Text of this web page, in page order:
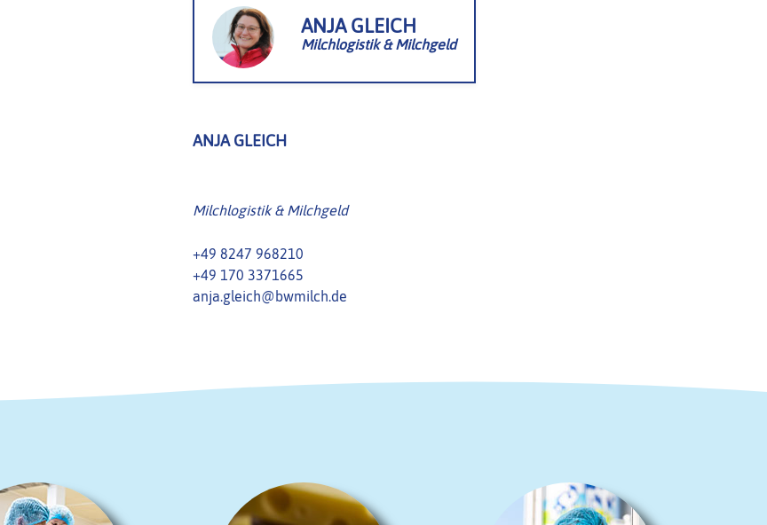
ANJA GLEICH
Milchlogistik & Milchgeld
ANJA GLEICH
Milchlogistik & Milchgeld
+49 8247 968210
+49 170 3371665
anja.gleich@bwmilch.de